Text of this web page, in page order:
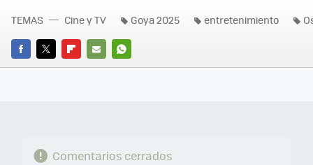
FACEBOOK
TWITTERFLIPBOARD
E-
WHATSAPP
TEMAS Cine y TV Goya 2025 entretenimiento
Comentarios cerrados